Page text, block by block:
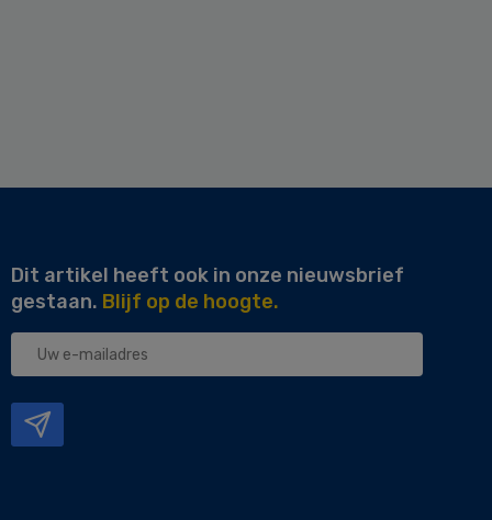
Dit artikel heeft ook in onze nieuwsbrief
gestaan. Blijf op de hoogte.
Uw